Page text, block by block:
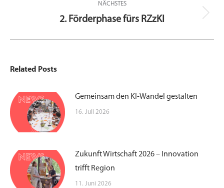
NÄCHSTES
Nächster
2. Förderphase fürs RZzKI
Related Posts
Gemeinsam den KI-Wandel gestalten
16. Juli 2026
Zukunft Wirtschaft 2026 – Innovation
trifft Region
11. Juni 2026